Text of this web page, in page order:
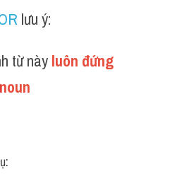
lưu ý:
từ này luôn đứng